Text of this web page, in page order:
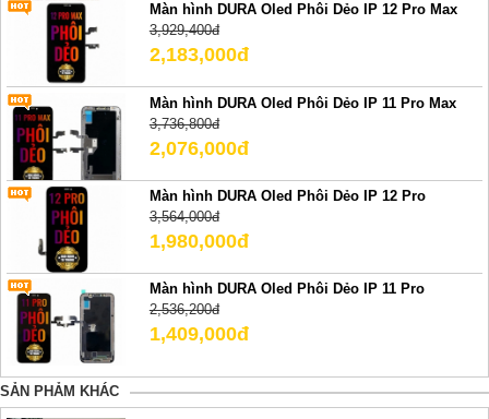
Màn hình DURA Oled Phôi Dẻo IP 12 Pro Max
3,929,400đ
2,183,000đ
Màn hình DURA Oled Phôi Dẻo IP 11 Pro Max
3,736,800đ
2,076,000đ
Màn hình DURA Oled Phôi Dẻo IP 12 Pro
3,564,000đ
1,980,000đ
Màn hình DURA Oled Phôi Dẻo IP 11 Pro
2,536,200đ
1,409,000đ
SẢN PHẢM KHÁC